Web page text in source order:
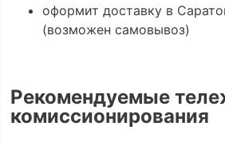
оформит доставку в
(возможен самовывоз)
Рекомендуемые
комиссионирования